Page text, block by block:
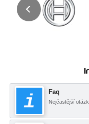
Faq
Nejčastější